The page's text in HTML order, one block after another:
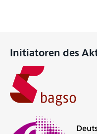
Initiatoren des